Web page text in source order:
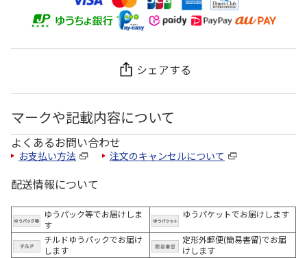
シェアする
マークや記載内容について
よくあるお問い合わせ
お支払い方法 注文のキャンセルについて
配送情報について
ゆうパック等でお届けしま
す
ゆうパケットでお届けします
チルドゆうパックでお届け
します
定形外郵便(簡易書留)でお届
けします